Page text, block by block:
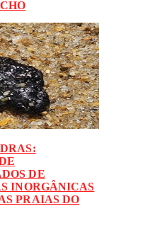
DE
INORGÂNICAS
PRAIAS DO